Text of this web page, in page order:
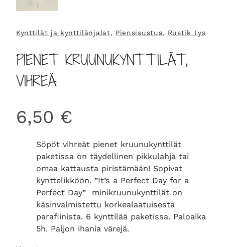
Kynttilät ja kynttilänjalat, Piensisustus, Rustik Lys
PIENET KRUUNUKYNTTILÄT,
VIHREÄ
6,50 €
Söpöt vihreät pienet kruunukynttilät
paketissa on täydellinen pikkulahja tai
omaa kattausta piristämään! Sopivat
kynttelikköön. ”It’s a Perfect Day for a
Perfect Day” minikruunukynttilät on
käsinvalmistettu korkealaatuisesta
parafiinista. 6 kynttilää paketissa. Paloaika
5h. Paljon ihania värejä.